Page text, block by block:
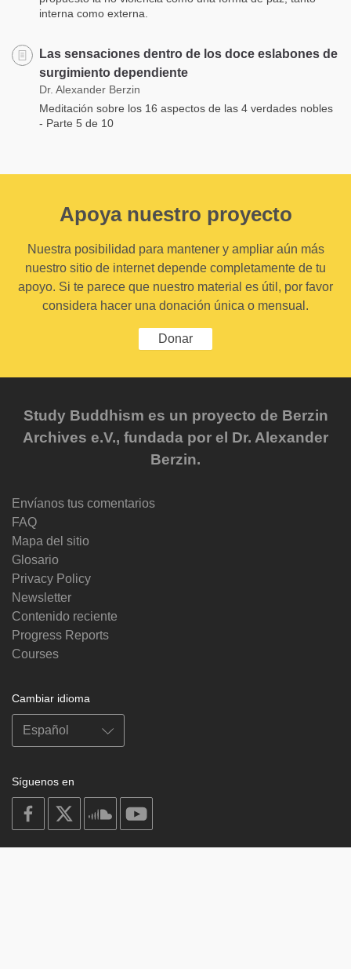
interna como externa.
Las sensaciones dentro de los doce eslabones de
surgimiento dependiente
Dr. Alexander Berzin
Meditación sobre los 16 aspectos de las 4 verdades nobles
- Parte 5 de 10
Apoya nuestro proyecto
Nuestra posibilidad para mantener y ampliar aún más
nuestro sitio de internet depende completamente de tu
apoyo. Si te parece que nuestro material es útil, por favor
considera hacer una donación única o mensual.
Donar
Study Buddhism es un proyecto de Berzin
Archives e.V., fundada por el Dr. Alexander
Berzin.
Envíanos tus comentarios
FAQ
Mapa del sitio
Glosario
Privacy Policy
Newsletter
Contenido reciente
Progress Reports
Courses
Cambiar idioma
Síguenos en
on
facebook
soundcloud